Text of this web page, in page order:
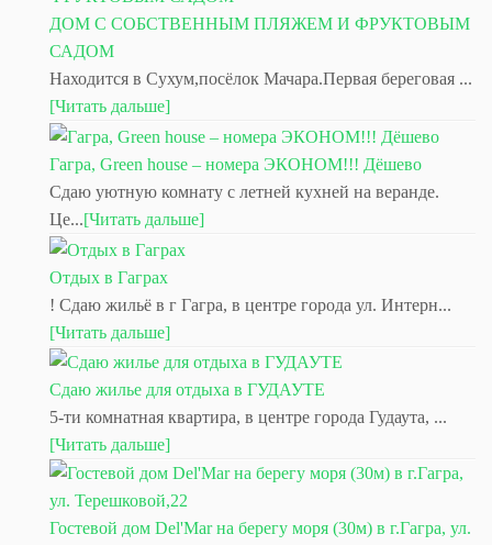
ДОМ С СОБСТВЕННЫМ ПЛЯЖЕМ И ФРУКТОВЫМ
САДОМ
Находится в Сухум,посёлок Мачара.Первая береговая ...
[Читать дальше]
Гагра, Green house – номера ЭКОНОМ!!! Дёшево
Сдаю уютную комнату с летней кухней на веранде.
Це...[Читать дальше]
Отдых в Гаграх
! Сдаю жильё в г Гагра, в центре города ул. Интерн...
[Читать дальше]
Сдаю жилье для отдыха в ГУДАУТЕ
5-ти комнатная квартира, в центре города Гудаута, ...
[Читать дальше]
Гостевой дом Del'Mar на берегу моря (30м) в г.Гагра, ул.